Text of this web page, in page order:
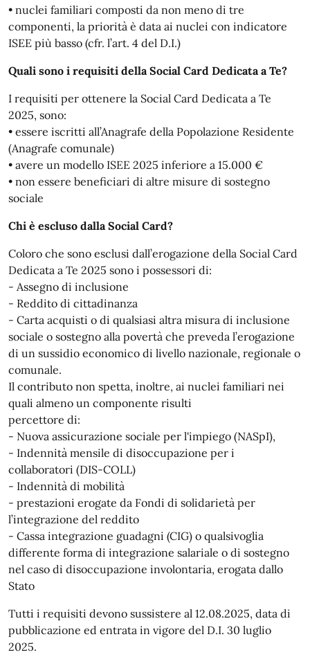
• nuclei familiari composti da non meno di tre
componenti, la priorità è data ai nuclei con indicatore
ISEE più basso (cfr. l’art. 4 del D.I.)
Quali sono i requisiti della Social Card Dedicata a Te?
I requisiti per ottenere la Social Card Dedicata a Te
2025, sono:
• essere iscritti all’Anagrafe della Popolazione Residente
(Anagrafe comunale)
• avere un modello ISEE 2025 inferiore a 15.000 €
• non essere beneficiari di altre misure di sostegno
sociale
Chi è escluso dalla Social Card?
Coloro che sono esclusi dall’erogazione della Social Card
Dedicata a Te 2025 sono i possessori di:
- Assegno di inclusione
- Reddito di cittadinanza
- Carta acquisti o di qualsiasi altra misura di inclusione
sociale o sostegno alla povertà che preveda l’erogazione
di un sussidio economico di livello nazionale, regionale o
comunale.
Il contributo non spetta, inoltre, ai nuclei familiari nei
quali almeno un componente risulti
percettore di:
- Nuova assicurazione sociale per l'impiego (NASpI),
- Indennità mensile di disoccupazione per i
collaboratori (DIS-COLL)
- Indennità di mobilità
- prestazioni erogate da Fondi di solidarietà per
l’integrazione del reddito
- Cassa integrazione guadagni (CIG) o qualsivoglia
differente forma di integrazione salariale o di sostegno
nel caso di disoccupazione involontaria, erogata dallo
Stato
Tutti i requisiti devono sussistere al 12.08.2025, data di
pubblicazione ed entrata in vigore del D.I. 30 luglio
2025.